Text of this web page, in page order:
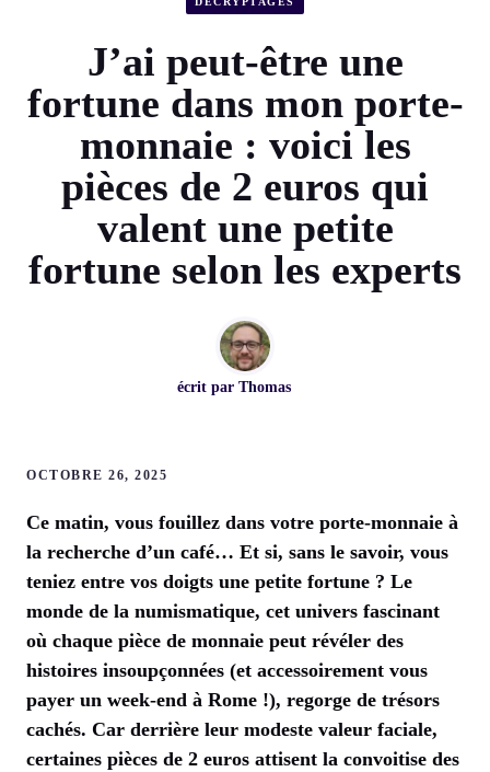
J’ai peut-être une
fortune dans mon porte-
monnaie : voici les
pièces de 2 euros qui
valent une petite
fortune selon les experts
écrit par Thomas
OCTOBRE 26, 2025
Ce matin, vous fouillez dans votre porte-monnaie à
la recherche d’un café… Et si, sans le savoir, vous
teniez entre vos doigts une petite fortune ? Le
monde de la numismatique, cet univers fascinant
où chaque pièce de monnaie peut révéler des
histoires insoupçonnées (et accessoirement vous
payer un week-end à Rome !), regorge de trésors
cachés. Car derrière leur modeste valeur faciale,
certaines pièces de 2 euros attisent la convoitise des